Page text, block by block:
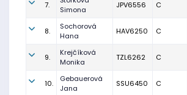
7.
Simona
JPV6556 C
8.
Sochorová
Hana
HAV6250 C
9.
Krejčíková
Monika
TZL6262 C
10.
Gebauerová
Jana
SSU6450 C